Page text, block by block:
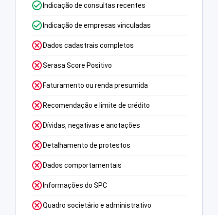
Indicação de consultas recentes
Indicação de empresas vinculadas
Dados cadastrais completos
Serasa Score Positivo
Faturamento ou renda presumida
Recomendação e limite de crédito
Dívidas, negativas e anotações
Detalhamento de protestos
Dados comportamentais
Informações do SPC
Quadro societário e administrativo